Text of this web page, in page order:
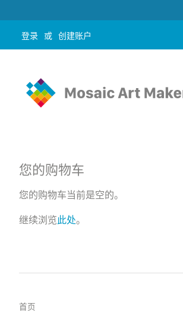
登录 或 创建账户
您的购物车
您的购物车当前是空的。
继续浏览此处。
首页